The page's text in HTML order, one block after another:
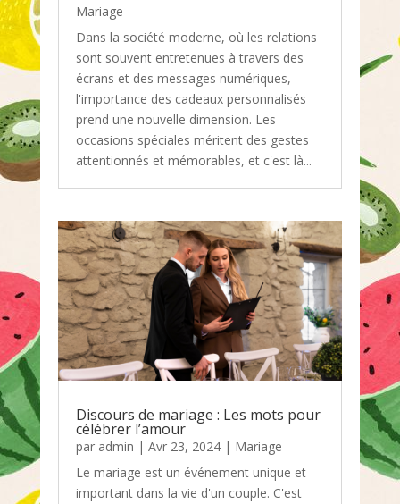
Mariage
Dans la société moderne, où les relations
sont souvent entretenues à travers des
écrans et des messages numériques,
l'importance des cadeaux personnalisés
prend une nouvelle dimension. Les
occasions spéciales méritent des gestes
attentionnés et mémorables, et c'est là...
Discours de mariage : Les mots pour
célébrer l’amour
par admin | Avr 23, 2024| Mariage
Le mariage est un événement unique et
important dans la vie d'un couple. C'est